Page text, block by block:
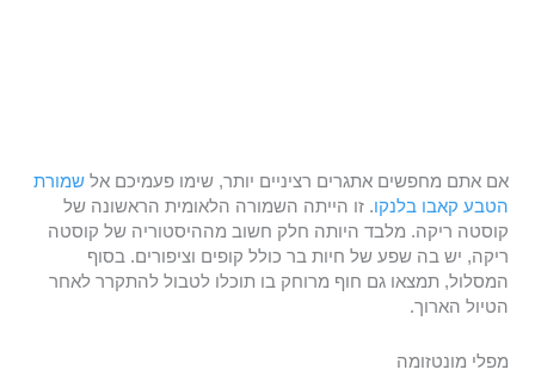
אם אתם מחפשים אתגרים רציניים יותר, שימו פעמיכם אלשמורת
הטבע קאבו בלנקו. זו הייתה השמורה הלאומית הראשונה של
קוסטה ריקה. מלבד היותה חלק חשוב מההיסטוריה של קוסטה
ריקה, יש בה שפע של חיות בר כולל קופים וציפורים. בסוף
המסלול, תמצאו גם חוף מרוחק בו תוכלו לטבול להתקרר לאחר
הטיול הארוך.
מפלי מונטזומה